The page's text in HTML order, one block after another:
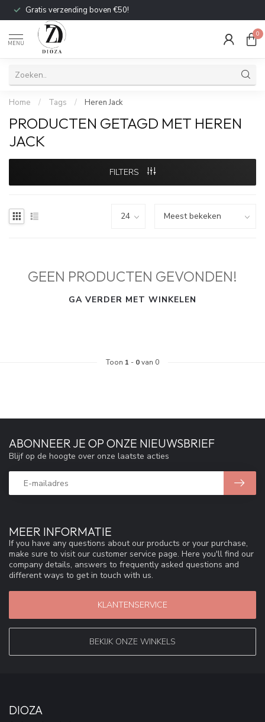
Gratis verzending boven €50!
MENU
0
Home / Tags / Heren Jack
PRODUCTEN GETAGD MET HEREN
JACK
FILTERS
GEEN PRODUCTEN GEVONDEN!
GA VERDER MET WINKELEN
Toon 1 - 0van 0
MEER INFORMATIE
If you have any questions about our products or your purchase,
make sure to visit our customer service page. Here you'll find our
company details, answers to frequently asked questions and
different ways to get in touch with us.
KLANTENSERVICE
BEKIJK ONZE WINKELS
ABONNEER JE OP ONZE NIEUWSBRIEF
Blijf op de hoogte over onze laatste acties
DIOZA